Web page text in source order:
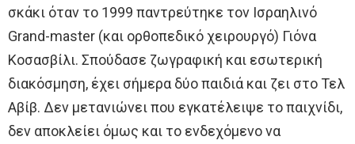
σκάκι όταν το 1999 παντρεύτηκε τον Ισραηλινό
Grand-master (και ορθοπεδικό χειρουργό) Γιόνα
Κοσασβίλι. Σπούδασε ζωγραφική και εσωτερική
διακόσμηση, έχει σήμερα δύο παιδιά και ζει στο Τελ
Αβίβ. Δεν μετανιώνει που εγκατέλειψε το παιχνίδι,
δεν αποκλείει όμως και το ενδεχόμενο να